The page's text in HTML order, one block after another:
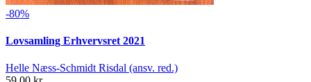
-80%
Lovsamling Erhvervsret 2021
Helle Næss-Schmidt Risdal (ansv. red.)